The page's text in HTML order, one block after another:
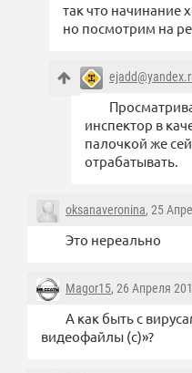
так что начинание
но посмотрим на
инспектор в
палочкой же
отрабатывать.
oksanaveronina, 25
Это нереально
Magor15, 26 Апреля
А как быть с
видеофайлы (с)»?